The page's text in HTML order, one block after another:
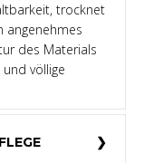
trocknet
angenehmes
des Materials
völlige